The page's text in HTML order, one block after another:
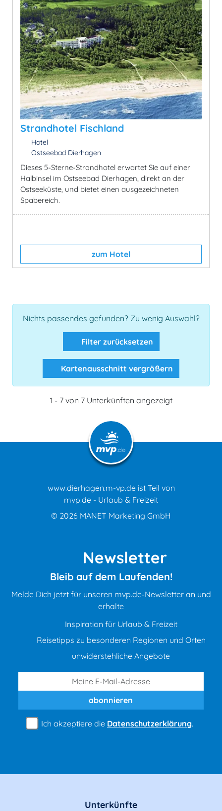
Strandhotel Fischland
Hotel
Ostseebad Dierhagen
Dieses 5-Sterne-Strandhotel erwartet Sie auf einer
Halbinsel im Ostseebad Dierhagen, direkt an der
Ostseeküste, und bietet einen ausgezeichneten
Spabereich.
zum Hotel
Nichts passendes gefunden? Zu wenig Auswahl?
Filter zurücksetzen
Kartenausschnitt vergrößern
1 - 7 von 7 Unterkünften angezeigt
www.dierhagen.m-vp.de ist Teil von
mvp.de - Urlaub & Freizeit
© 2026 MANET Marketing GmbH
Newsletter
Bleib auf dem Laufenden!
Melde Dich jetzt für unseren mvp.de-Newsletter an und
erhalte
Inspiration für Urlaub & Freizeit
Reisetipps zu besonderen Regionen und Orten
unwiderstehliche Angebote
abonnieren
Ich akzeptiere die Datenschutzerklärung.
Unterkünfte